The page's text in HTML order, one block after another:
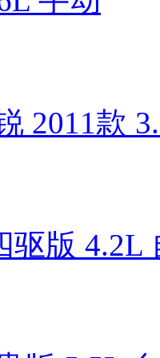
2011款
驱版 4.2L